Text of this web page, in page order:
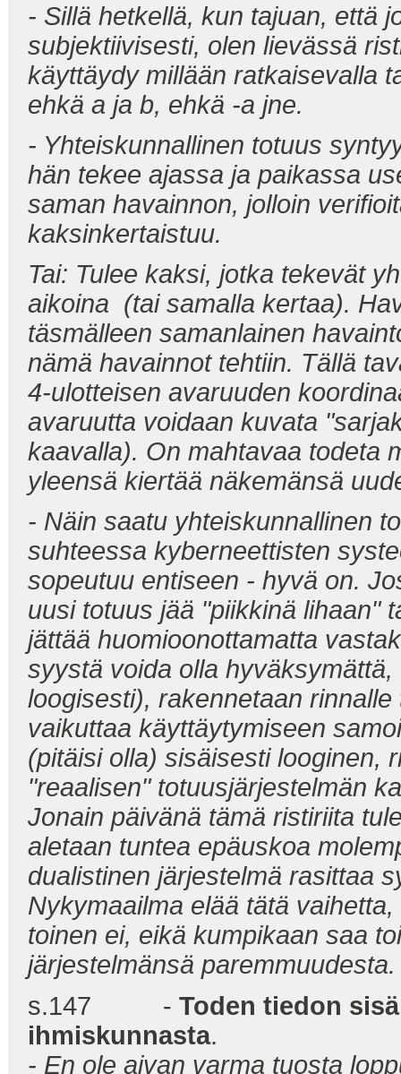
- Sillä hetkellä, kun tajuan, että
subjektiivisesti, olen lievässä
käyttäydy millään ratkaisevalla
ehkä a ja b, ehkä -a jne.
- Yhteiskunnallinen totuus
hän tekee ajassa ja paikassa
saman havainnon, jolloin
kaksinkertaistuu.
Tai: Tulee kaksi, jotka tekevät
aikoina (tai samalla kertaa).
täsmälleen samanlainen
nämä havainnot tehtiin. Tällä
4-ulotteisen avaruuden
avaruutta voidaan kuvata
kaavalla). On mahtavaa todeta
yleensä kiertää näkemänsä
- Näin saatu yhteiskunnallinen
suhteessa kyberneettisten
sopeutuu entiseen - hyvä on.
uusi totuus jää "piikkinä lihaan"
jättää huomioonottamatta
syystä voida olla
loogisesti), rakennetaan
vaikuttaa käyttäytymiseen
(pitäisi olla) sisäisesti looginen,
"reaalisen" totuusjärjestelmän
Jonain päivänä tämä ristiriita
aletaan tuntea epäuskoa
dualistinen järjestelmä rasittaa
Nykymaailma elää tätä
toinen ei, eikä kumpikaan saa
järjestelmänsä paremmuudesta.
s.147 - Toden tiedon
ihmiskunnasta.
- En ole aivan varma tuosta